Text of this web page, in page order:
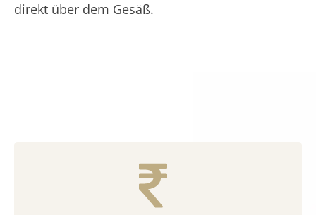
direkt über dem Gesäß.